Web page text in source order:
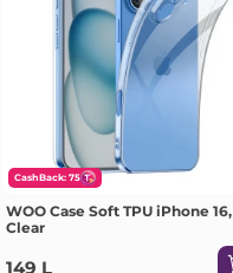
CashBack: 75
WOO Case Soft TPU iPhone 16,
Clear
149 L